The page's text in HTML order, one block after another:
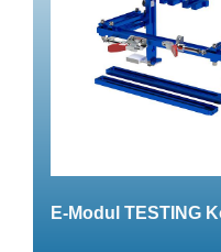
E-Modul TESTING